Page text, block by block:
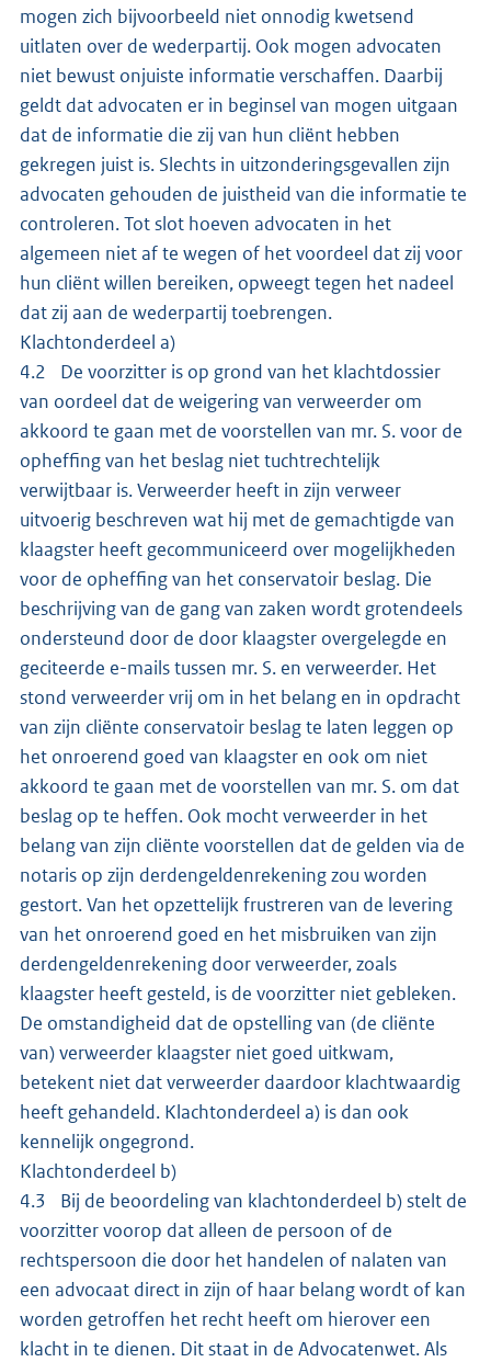
mogen zich bijvoorbeeld niet onnodig kwetsend
uitlaten over de wederpartij. Ook mogen advocaten
niet bewust onjuiste informatie verschaffen. Daarbij
geldt dat advocaten er in beginsel van mogen uitgaan
dat de informatie die zij van hun cliënt hebben
gekregen juist is. Slechts in uitzonderingsgevallen zijn
advocaten gehouden de juistheid van die informatie te
controleren. Tot slot hoeven advocaten in het
algemeen niet af te wegen of het voordeel dat zij voor
hun cliënt willen bereiken, opweegt tegen het nadeel
dat zij aan de wederpartij toebrengen.
Klachtonderdeel a)
4.2 De voorzitter is op grond van het klachtdossier
van oordeel dat de weigering van verweerder om
akkoord te gaan met de voorstellen van mr. S. voor de
opheffing van het beslag niet tuchtrechtelijk
verwijtbaar is. Verweerder heeft in zijn verweer
uitvoerig beschreven wat hij met de gemachtigde van
klaagster heeft gecommuniceerd over mogelijkheden
voor de opheffing van het conservatoir beslag. Die
beschrijving van de gang van zaken wordt grotendeels
ondersteund door de door klaagster overgelegde en
geciteerde e-mails tussen mr. S. en verweerder. Het
stond verweerder vrij om in het belang en in opdracht
van zijn cliënte conservatoir beslag te laten leggen op
het onroerend goed van klaagster en ook om niet
akkoord te gaan met de voorstellen van mr. S. om dat
beslag op te heffen. Ook mocht verweerder in het
belang van zijn cliënte voorstellen dat de gelden via de
notaris op zijn derdengeldenrekening zou worden
gestort. Van het opzettelijk frustreren van de levering
van het onroerend goed en het misbruiken van zijn
derdengeldenrekening door verweerder, zoals
klaagster heeft gesteld, is de voorzitter niet gebleken.
De omstandigheid dat de opstelling van (de cliënte
van) verweerder klaagster niet goed uitkwam,
betekent niet dat verweerder daardoor klachtwaardig
heeft gehandeld. Klachtonderdeel a) is dan ook
kennelijk ongegrond.
Klachtonderdeel b)
4.3 Bij de beoordeling van klachtonderdeel b) stelt de
voorzitter voorop dat alleen de persoon of de
rechtspersoon die door het handelen of nalaten van
een advocaat direct in zijn of haar belang wordt of kan
worden getroffen het recht heeft om hierover een
klacht in te dienen. Dit staat in de Advocatenwet. Als